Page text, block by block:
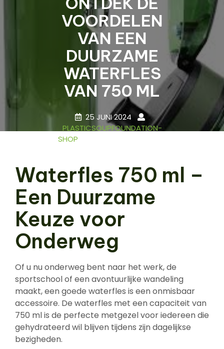
VOORDELEN
VAN EEN
DUURZAME
WATERFLES
VAN 750 ML
25 JUNI 2024
PLASTICSOUPFOUNDATION-
SHOP
Waterfles 750 ml –
Een Duurzame
Keuze voor
Onderweg
Of u nu onderweg bent naar het werk, de
sportschool of een avontuurlijke wandeling
maakt, een goede waterfles is een onmisbaar
accessoire. De waterfles met een capaciteit van
750 ml is de perfecte metgezel voor iedereen die
gehydrateerd wil blijven tijdens zijn dagelijkse
bezigheden.